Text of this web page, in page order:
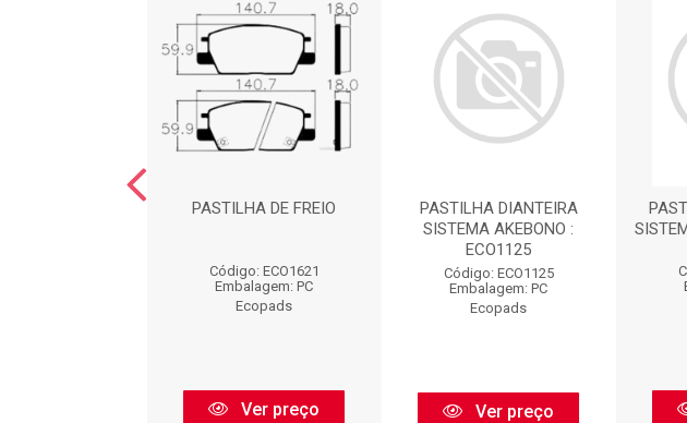
PASTILHA DE FREIO
Código: ECO1621
Embalagem: PC
Ecopads
Ver preço
PASTILHA DIANTEIRA
SISTEMA AKEBONO :
ECO1125
Código: ECO1125
Embalagem: PC
Ecopads
Ver preço